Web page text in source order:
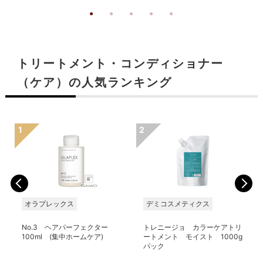
トリートメント・コンディショナー
（ケア）の人気ランキング
オラプレックス
No.3 ヘアパーフェクター
100ml (集中ホームケア)
デミコスメティクス
トレニージョ カラーケアトリ
ートメント モイスト 1000g
パック